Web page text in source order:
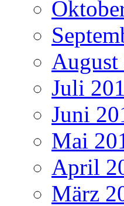
August
Juli
Juni
Mai
April
März